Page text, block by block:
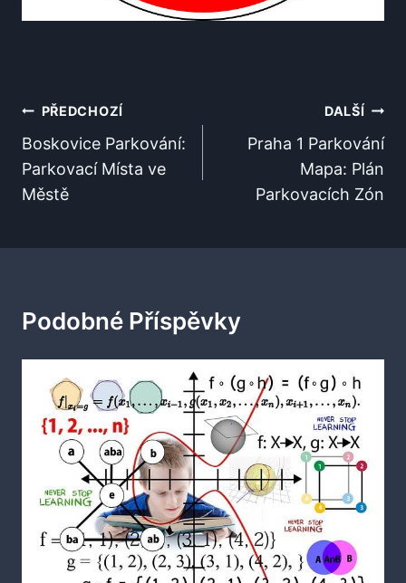
Navigace
Pro
Příspěvek
PŘEDCHOZÍ
Boskovice Parkování:
Parkovací Místa ve
Městě
DALŠÍ
Praha 1 Parkování
Mapa: Plán
Parkovacích Zón
Podobné Příspěvky